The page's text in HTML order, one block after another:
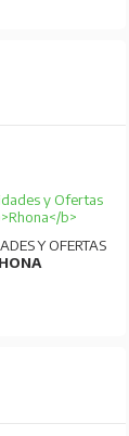
Y OFERTAS